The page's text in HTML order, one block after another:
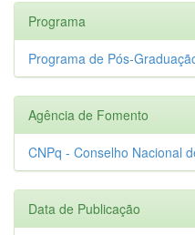
Programa
Programa de Pós-
Agência de Fomento
CNPq - Conselho Nacional
Data de Publicação